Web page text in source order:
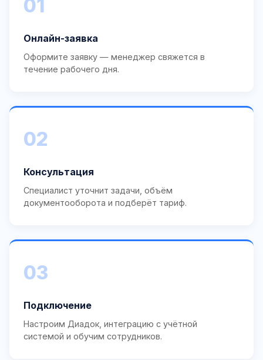
01
Онлайн-заявка
Оформите заявку — менеджер свяжется в
течение рабочего дня.
02
Консультация
Специалист уточнит задачи, объём
документооборота и подберёт тариф.
03
Подключение
Настроим Диадок, интеграцию с учётной
системой и обучим сотрудников.